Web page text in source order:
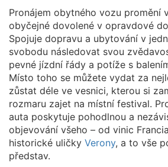
Pronájem obytného vozu promění
obyčejné dovolené v opravdové
Spojuje dopravu a ubytování v
svobodu následovat svou
pevné jízdní řády a potíže s
Místo toho se můžete vydat za
zůstat déle ve vesnici, kterou si
rozmaru zajet na místní festival.
auta poskytuje pohodlnou a
objevování všeho – od vinic
historické uličky Verony, a to vše
představ.